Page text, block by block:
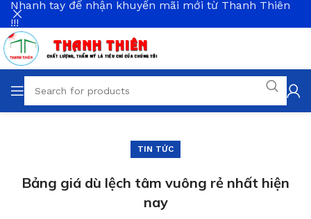
TIN TỨC
Bảng giá dù lệch tâm vuông rẻ nhất hiện
nay
Nhanh tay để nhận khuyến mãi mới từ Thanh Thiên
!!!